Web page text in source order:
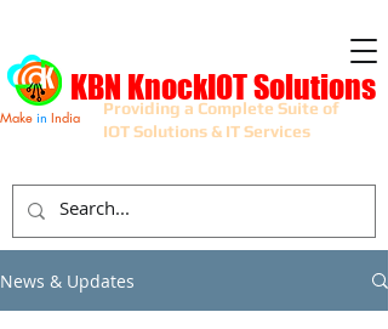
Providing a Complete Suite of
IOT Solutions & IT Services
KBN KnockIOT Solutions
Make in India
News & Updates